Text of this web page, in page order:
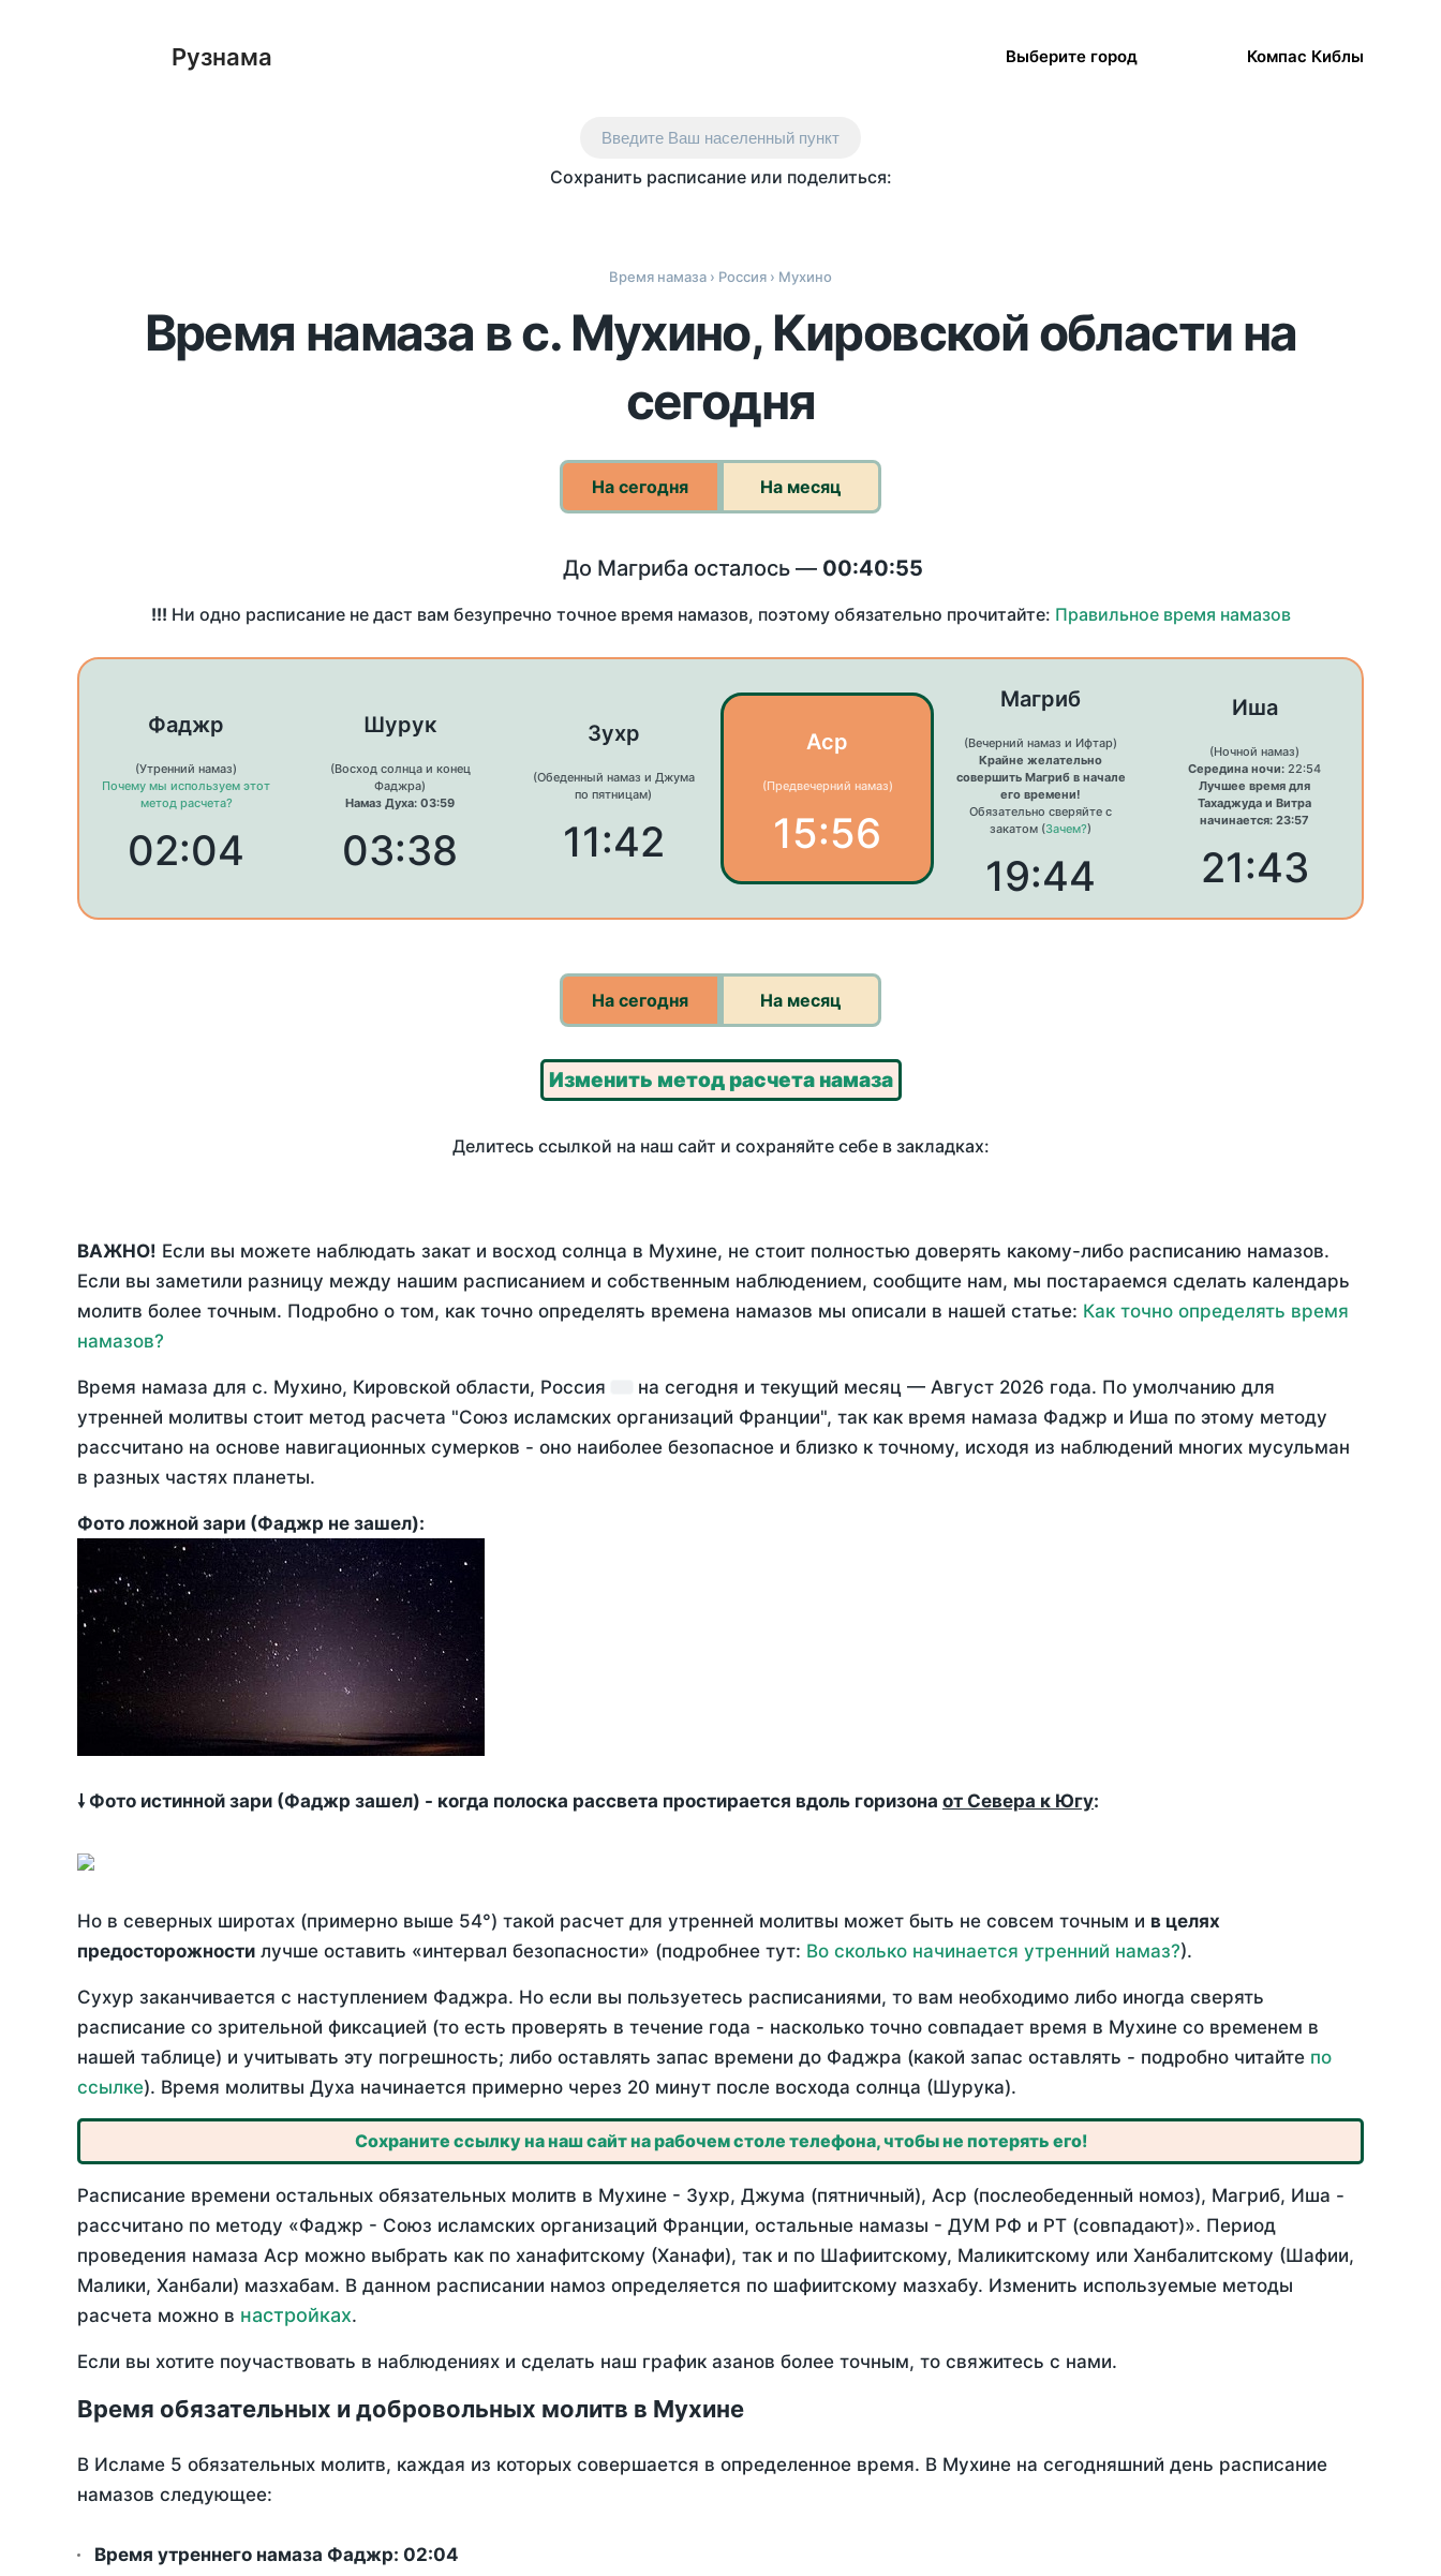
Рузнама Выберите город Компас Киблы
Введите Ваш населенный пункт
Сохранить расписание или поделиться:
Время намаза › Россия › Мухино
Время намаза в с. Мухино, Кировской области на
сегодня
На сегодня На месяц
До Магриба осталось — 00:40:55
!!! Ни одно расписание не даст вам безупречно точное время намазов, поэтому обязательно прочитайте: Правильное время намазов
Фаджр
(Утренний намаз)
Почему мы используем этот
метод расчета?
02:04
Шурук
(Восход солнца и конец
Фаджра)
Намаз Духа: 03:59
03:38
Зухр
(Обеденный намаз и Джума
по пятницам)
11:42
Аср
(Предвечерний намаз)
15:56
Магриб
(Вечерний намаз и Ифтар)
Крайне желательно
совершить Магриб в начале
его времени!
Обязательно сверяйте с
закатом (Зачем?)
19:44
Иша
(Ночной намаз)
Середина ночи: 22:54
Лучшее время для
Тахаджуда и Витра
начинается: 23:57
21:43
На сегодня На месяц
Изменить метод расчета намаза
Делитесь ссылкой на наш сайт и сохраняйте себе в закладках:
ВАЖНО! Если вы можете наблюдать закат и восход солнца в Мухине, не стоит полностью доверять какому-либо расписанию намазов.
Если вы заметили разницу между нашим расписанием и собственным наблюдением, сообщите нам, мы постараемся сделать календарь
молитв более точным. Подробно о том, как точно определять времена намазов мы описали в нашей статье: Как точно определять время
намазов?
Время намаза для с. Мухино, Кировской области, Россия на сегодня и текущий месяц — Август 2026 года. По умолчанию для
утренней молитвы стоит метод расчета "Союз исламских организаций Франции", так как время намаза Фаджр и Иша по этому методу
рассчитано на основе навигационных сумерков - оно наиболее безопасное и близко к точному, исходя из наблюдений многих мусульман
в разных частях планеты.
Фото ложной зари (Фаджр не зашел):
🠗 Фото истинной зари (Фаджр зашел) - когда полоска рассвета простирается вдоль горизона от Севера к Югу:
Но в северных широтах (примерно выше 54°) такой расчет для утренней молитвы может быть не совсем точным и в целях
предосторожности лучше оставить «интервал безопасности» (подробнее тут: Во сколько начинается утренний намаз?).
Сухур заканчивается с наступлением Фаджра. Но если вы пользуетесь расписаниями, то вам необходимо либо иногда сверять
расписание со зрительной фиксацией (то есть проверять в течение года - насколько точно совпадает время в Мухине со временем в
нашей таблице) и учитывать эту погрешность; либо оставлять запас времени до Фаджра (какой запас оставлять - подробно читайте по
ссылке). Время молитвы Духа начинается примерно через 20 минут после восхода солнца (Шурука).
Сохраните ссылку на наш сайт на рабочем столе телефона, чтобы не потерять его!
Расписание времени остальных обязательных молитв в Мухине - Зухр, Джума (пятничный), Аср (послеобеденный номоз), Магриб, Иша -
рассчитано по методу «Фаджр - Союз исламских организаций Франции, остальные намазы - ДУМ РФ и РТ (совпадают)». Период
проведения намаза Аср можно выбрать как по ханафитскому (Ханафи), так и по Шафиитскому, Маликитскому или Ханбалитскому (Шафии,
Малики, Ханбали) мазхабам. В данном расписании намоз определяется по шафиитскому мазхабу. Изменить используемые методы
расчета можно в настройках.
Если вы хотите поучаствовать в наблюдениях и сделать наш график азанов более точным, то свяжитесь с нами.
Время обязательных и добровольных молитв в Мухине
В Исламе 5 обязательных молитв, каждая из которых совершается в определенное время. В Мухине на сегодняшний день расписание
намазов следующее:
Время утреннего намаза Фаджр: 02:04